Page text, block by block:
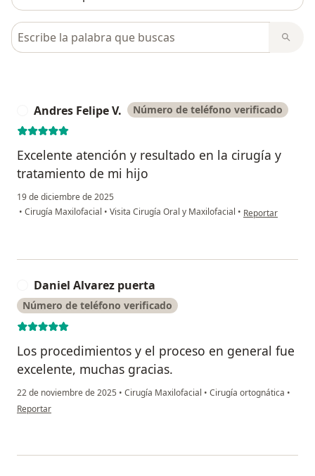
Busca en opiniones
Andres Felipe V. Número de teléfono verificado
Excelente atención y resultado en la cirugía y
tratamiento de mi hijo
19 de diciembre de 2025
• Cirugía Maxilofacial • Visita Cirugía Oral y Maxilofacial • en opinión del
Reportar
Daniel Alvarez puerta
Número de teléfono verificado
Los procedimientos y el proceso en general fue
excelente, muchas gracias.
22 de noviembre de 2025 • Cirugía Maxilofacial • Cirugía ortognática •
en opinión del usuario Daniel Alvarez puerta
Reportar